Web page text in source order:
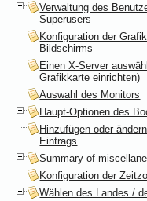
Verwaltung des
Superusers
Konfiguration der
Bildschirms
Einen X-Server
Grafikkarte einrichten)
Auswahl des Monitors
Haupt-Optionen des
Hinzufügen oder
Eintrags
Summary of
Konfiguration der
Wählen des Landes /